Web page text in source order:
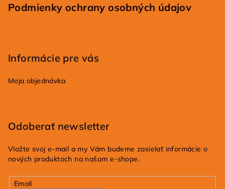
Podmienky ochrany osobných údajov
Informácie pre vás
Moja objednávka
Odoberať newsletter
Vložte svoj e-mail a my Vám budeme zasielať informácie o
nových produktoch na našom e-shope.
Email